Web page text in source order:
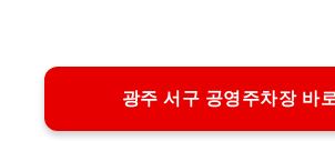
광주 서구 공영주차장 바